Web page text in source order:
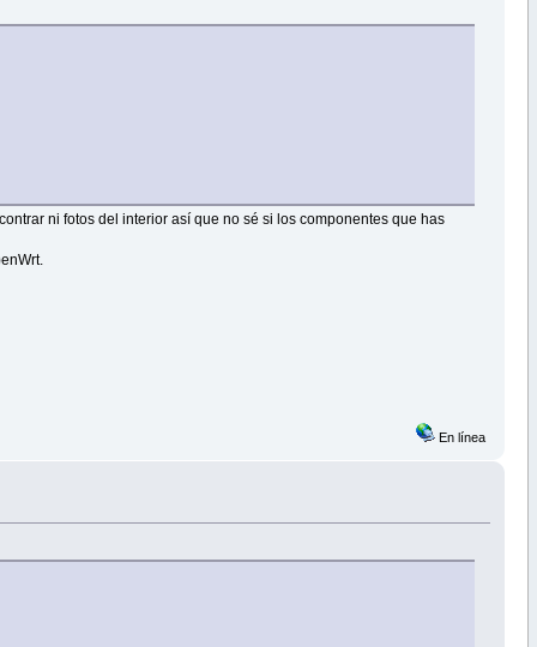
ni fotos del interior así que no sé si los componentes que has
En línea